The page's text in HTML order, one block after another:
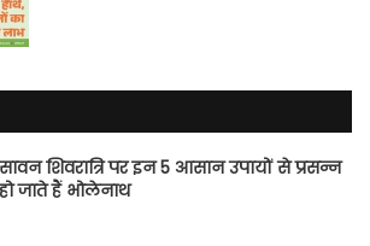
सावन शिवरात्रि पर इन 5 आसान उपायों से प्रसन्न
हो जाते हैं भोलेनाथ